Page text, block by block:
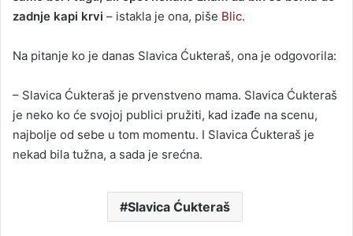
zadnje kapi krvi – istakla je ona, piše Blic.
Na pitanje ko je danas Slavica Ćukteraš, ona je odgovorila:
– Slavica Ćukteraš je prvenstveno mama. Slavica Ćukteraš
je neko ko će svojoj publici pružiti, kad izađe na scenu,
najbolje od sebe u tom momentu. I Slavica Ćukteraš je
nekad bila tužna, a sada je srećna.
Slavica Ćukteraš